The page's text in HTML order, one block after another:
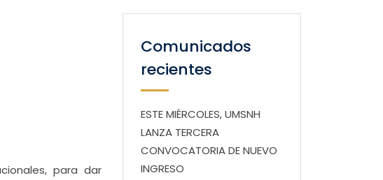
para dar
Comunicados
recientes
ESTE MIÉRCOLES, UMSNH
LANZA TERCERA
CONVOCATORIA DE NUEVO
INGRESO